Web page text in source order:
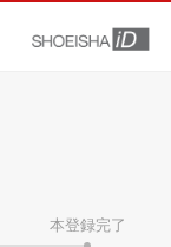
本登録完了